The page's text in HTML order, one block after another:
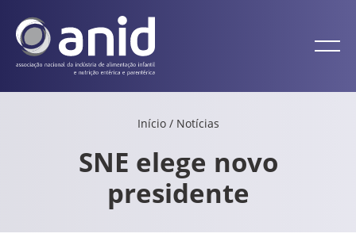
Início/ Notícias
SNE elege novo
presidente